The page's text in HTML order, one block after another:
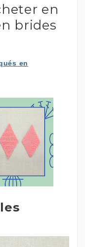
en
brides
en